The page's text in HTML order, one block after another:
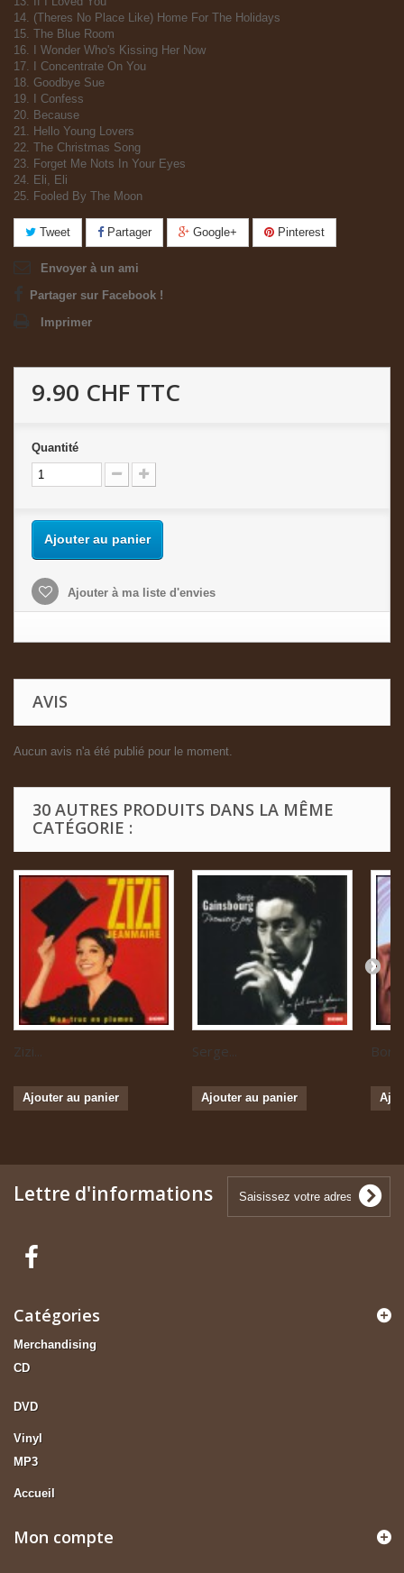
14. (Theres No Place Like) Home For The Holidays
15. The Blue Room
16. I Wonder Who's Kissing Her Now
17. I Concentrate On You
18. Goodbye Sue
19. I Confess
20. Because
21. Hello Young Lovers
22. The Christmas Song
23. Forget Me Nots In Your Eyes
24. Eli, Eli
25. Fooled By The Moon
Tweet Partager Google+ Pinterest
Envoyer à un ami
Partager sur Facebook !
Imprimer
9.90 CHF TTC
Quantité
Ajouter au panier
Ajouter à ma liste d'envies
AVIS
Aucun avis n'a été publié pour le moment.
30 AUTRES PRODUITS DANS LA MÊME
CATÉGORIE :
Zizi...
Ajouter au panier
Serge...
Ajouter au panier
Lettre d'informations
Catégories
Merchandising
CD
DVD
Vinyl
MP3
Accueil
Mon compte